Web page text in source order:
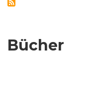
Bücher